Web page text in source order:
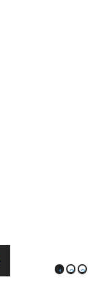
1 2 3